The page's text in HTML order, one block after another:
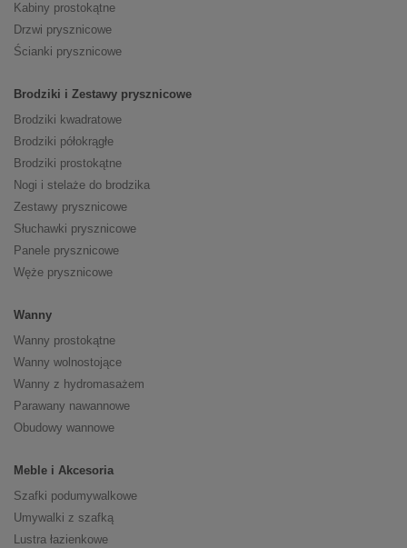
Kabiny prostokątne
Drzwi prysznicowe
Ścianki prysznicowe
Brodziki i Zestawy prysznicowe
Brodziki kwadratowe
Brodziki półokrągłe
Brodziki prostokątne
Nogi i stelaże do brodzika
Zestawy prysznicowe
Słuchawki prysznicowe
Panele prysznicowe
Węże prysznicowe
Wanny
Wanny prostokątne
Wanny wolnostojące
Wanny z hydromasażem
Parawany nawannowe
Obudowy wannowe
Meble i Akcesoria
Szafki podumywalkowe
Umywalki z szafką
Lustra łazienkowe